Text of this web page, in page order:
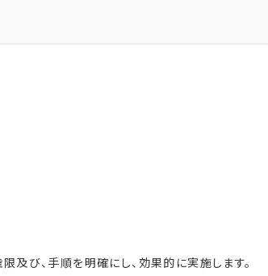
及び、手順を明確にし、効果的に実施します。